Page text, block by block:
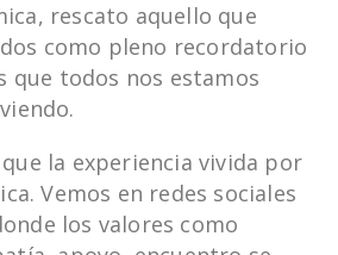
rescato aquello que
como pleno recordatorio
que todos nos estamos
la experiencia vivida por
Vemos en redes sociales
los valores como